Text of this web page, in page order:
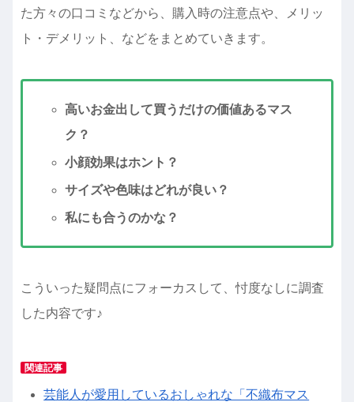
た方々の口コミなどから、購入時の注意点や、メリッ
ト・デメリット、などをまとめていきます。
高いお金出して買うだけの価値あるマス
ク？
小顔効果はホント？
サイズや色味はどれが良い？
私にも合うのかな？
こういった疑問点にフォーカスして、忖度なしに調査
した内容です♪
関連記事
芸能人が愛用しているおしゃれな「不織布マス